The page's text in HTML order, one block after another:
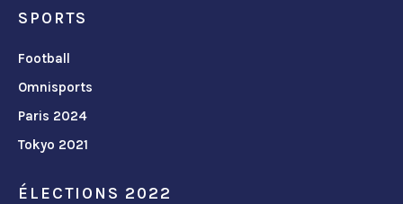
SPORTS
Football
Omnisports
Paris 2024
Tokyo 2021
ÉLECTIONS 2022